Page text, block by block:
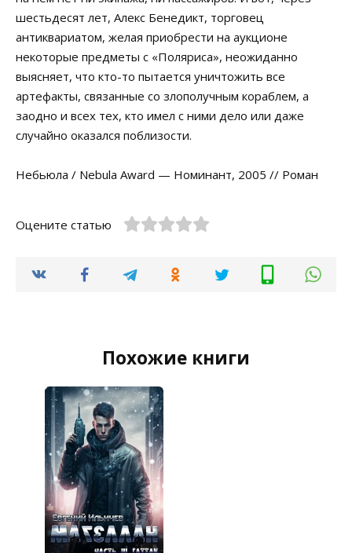
шестьдесят лет, Алекс Бенедикт, торговец
антиквариатом, желая приобрести на аукционе
некоторые предметы с «Поляриса», неожиданно
выясняет, что кто-то пытается уничтожить все
артефакты, связанные со злополучным кораблем, а
заодно и всех тех, кто имел с ними дело или даже
случайно оказался поблизости.
Небьюла / Nebula Award — Номинант, 2005 // Роман
Оцените статью
Похожие книги